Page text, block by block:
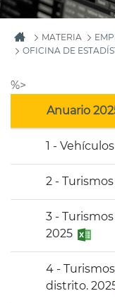
MATERIA
OFICINA DE
%>
Anuario
1 -
2 -
3 -
2025
4 -
distrito.